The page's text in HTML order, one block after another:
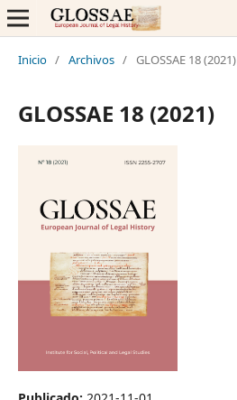
Inicio / Archivos / GLOSSAE 18 (2021)
GLOSSAE 18 (2021)